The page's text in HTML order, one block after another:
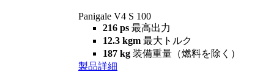
Panigale V4 S 100
216 ps 最高出力
12.3 kgm 最大トルク
187 kg 装備重量（燃料を除く）
製品詳細